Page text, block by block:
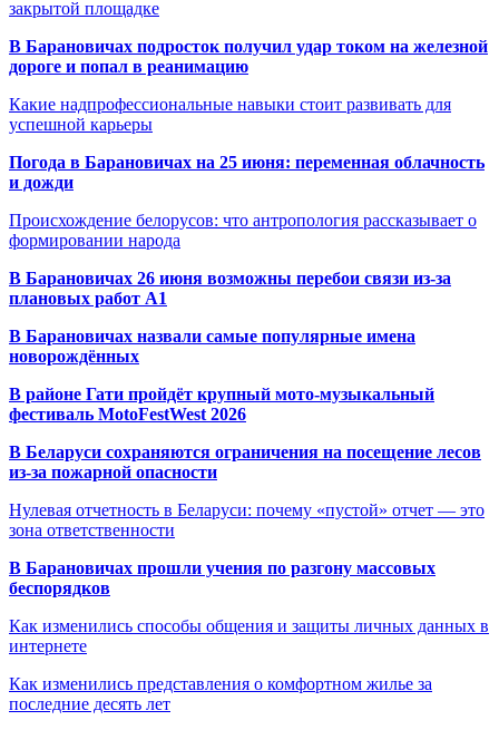
закрытой площадке
В Барановичах подросток получил удар током на железной
дороге и попал в реанимацию
Какие надпрофессиональные навыки стоит развивать для
успешной карьеры
Погода в Барановичах на 25 июня: переменная облачность
и дожди
Происхождение белорусов: что антропология рассказывает о
формировании народа
В Барановичах 26 июня возможны перебои связи из-за
плановых работ A1
В Барановичах назвали самые популярные имена
новорождённых
В районе Гати пройдёт крупный мото-музыкальный
фестиваль MotoFestWest 2026
В Беларуси сохраняются ограничения на посещение лесов
из-за пожарной опасности
Нулевая отчетность в Беларуси: почему «пустой» отчет — это
зона ответственности
В Барановичах прошли учения по разгону массовых
беспорядков
Как изменились способы общения и защиты личных данных в
интернете
Как изменились представления о комфортном жилье за
последние десять лет